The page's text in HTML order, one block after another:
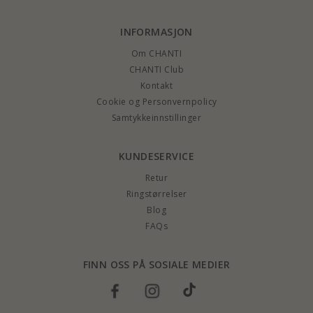
INFORMASJON
Om CHANTI
CHANTI Club
Kontakt
Cookie og Personvernpolicy
Samtykkeinnstillinger
KUNDESERVICE
Retur
Ringstørrelser
Blog
FAQs
FINN OSS PÅ SOSIALE MEDIER